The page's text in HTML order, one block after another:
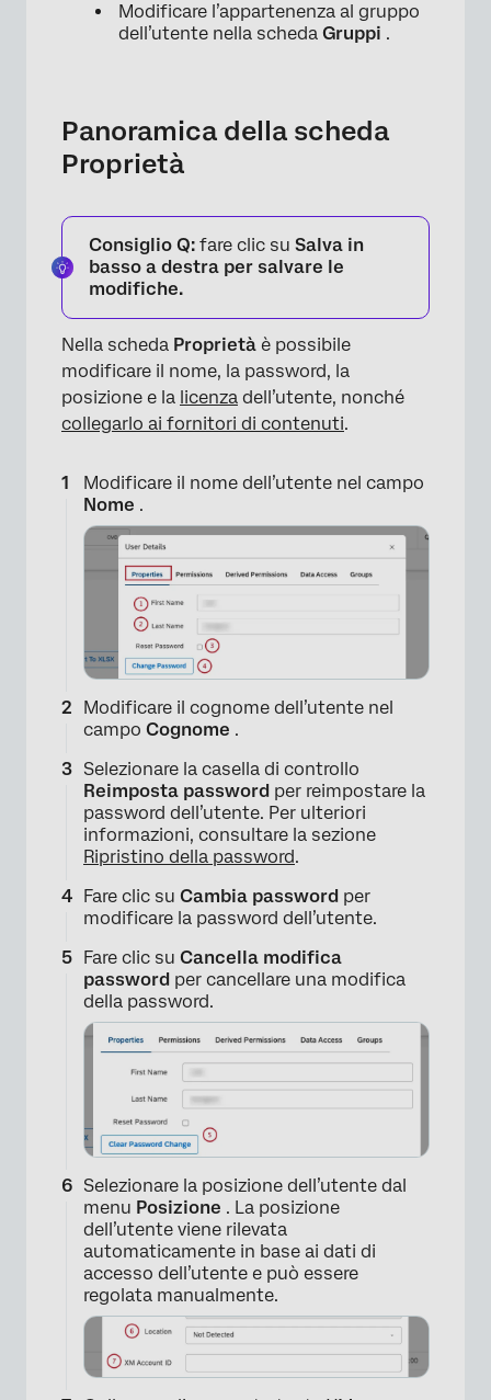
×
×
Modificare l’appartenenza al gruppo
dell’utente nella scheda Gruppi .
Panoramica della scheda
Proprietà
Consiglio Q: fare clic su Salva in
basso a destra per salvare le
modifiche.
Nella scheda Proprietà è possibile
modificare il nome, la password, la
posizione e la licenza dell’utente, nonché
collegarlo ai fornitori di contenuti.
Modificare il nome dell’utente nel campo
Nome .
Modificare il cognome dell’utente nel
campo Cognome .
Selezionare la casella di controllo
Reimposta password per reimpostare la
password dell’utente. Per ulteriori
informazioni, consultare la sezione
Ripristino della password.
Fare clic su Cambia password per
modificare la password dell’utente.
Fare clic su Cancella modifica
password per cancellare una modifica
della password.
Selezionare la posizione dell’utente dal
menu Posizione . La posizione
dell’utente viene rilevata
automaticamente in base ai dati di
accesso dell’utente e può essere
regolata manualmente.